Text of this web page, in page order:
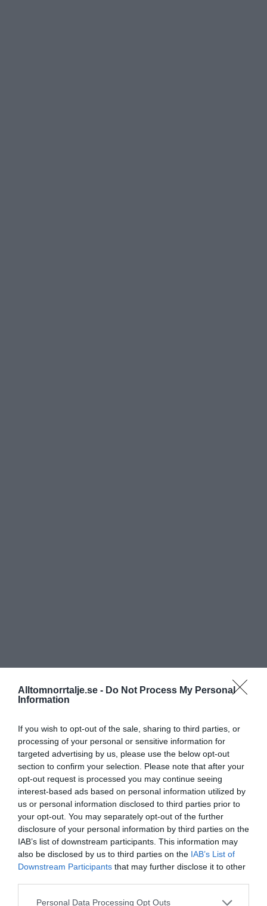
Alltomnorrtalje.se - Do Not Process My Personal
Information
If you wish to opt-out of the sale, sharing to third parties, or
processing of your personal or sensitive information for
targeted advertising by us, please use the below opt-out
section to confirm your selection. Please note that after your
opt-out request is processed you may continue seeing
interest-based ads based on personal information utilized by
us or personal information disclosed to third parties prior to
your opt-out. You may separately opt-out of the further
disclosure of your personal information by third parties on the
IAB’s list of downstream participants. This information may
also be disclosed by us to third parties on the IAB’s List of
Downstream Participants that may further disclose it to other
Personal Data Processing Opt Outs